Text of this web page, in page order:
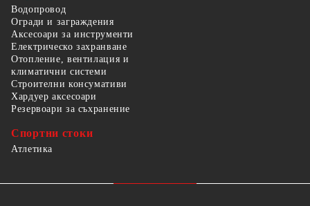
Водопровод
Огради и заграждения
Аксесоари за инструменти
Електрическо захранване
Отопление, вентилация и
климатични системи
Строителни консумативи
Хардуер аксесоари
Резервоари за съхранение
Спортни стоки
Атлетика